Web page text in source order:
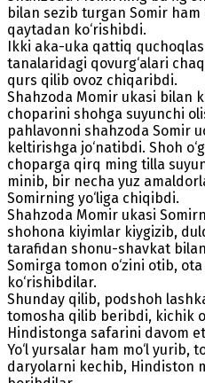
bilan sezib turgan Somir ham
qaytadan ko‘rishibdi.
Ikki aka-uka qattiq
tanalaridagi qovurg‘alari
qurs qilib ovoz chiqaribdi.
Shahzoda Momir ukasi bilan
choparini shohga suyunchi
pahlavonni shahzoda Somir
keltirishga jo‘natibdi. Shoh
choparga qirq ming tilla
minib, bir necha yuz
Somirning yo‘liga chiqibdi.
Shahzoda Momir ukasi
shohona kiyimlar kiygizib,
tarafidan shonu-shavkat
Somirga tomon o‘zini otib, ota
ko‘rishibdilar.
Shunday qilib, podshoh
tomosha qilib beribdi, kichik
Hindistonga safarini davom
Yo‘l yursalar ham mo‘l yurib,
daryolarni kechib, Hindiston